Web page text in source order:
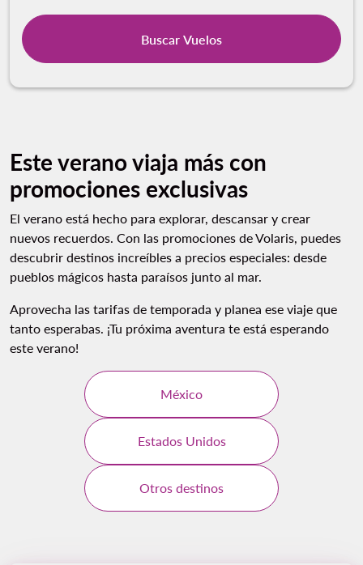
Buscar Vuelos
Este verano viaja más con
promociones exclusivas
El verano está hecho para explorar, descansar y crear
nuevos recuerdos. Con las promociones de Volaris, puedes
descubrir destinos increíbles a precios especiales: desde
pueblos mágicos hasta paraísos junto al mar.
Aprovecha las tarifas de temporada y planea ese viaje que
tanto esperabas. ¡Tu próxima aventura te está esperando
este verano!
México
Estados Unidos
Otros destinos